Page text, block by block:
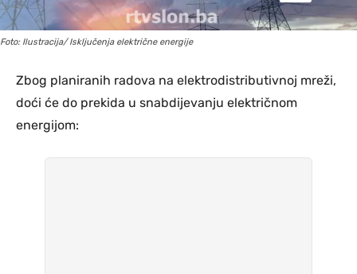
Foto: Ilustracija/ Isključenja električne energije
Zbog planiranih radova na elektrodistributivnoj mreži,
doći će do prekida u snabdijevanju električnom
energijom: